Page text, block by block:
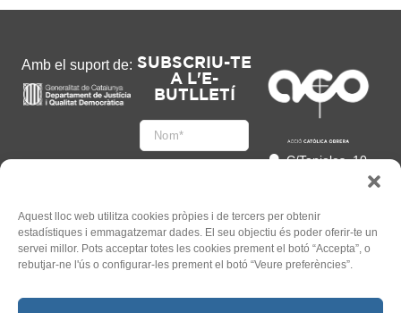
Aquest lloc web utilitza cookies pròpies i de tercers per obtenir
estadístiques i emmagatzemar dades. El seu objectiu és poder oferir-te un
servei millor. Pots acceptar totes les cookies prement el botó “Accepta”, o
rebutjar-ne l'ús o configurar-les prement el botó “Veure preferències”.
Amb el suport de: SUBSCRIU-TE
A L'E-
BUTLLETÍ
Accepto
l'Informació legal
C/Tapioles, 10
93 505 86 86
hola@acocat.org